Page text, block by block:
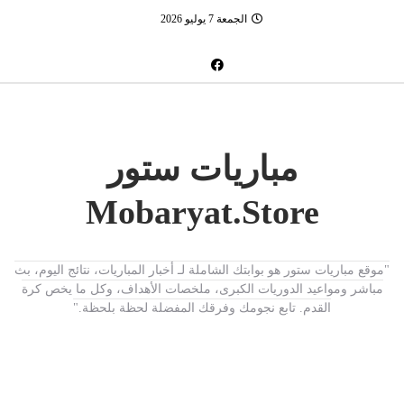
الجمعة 7 يوليو 2026
مباريات ستور
Mobaryat.Store
"موقع مباريات ستور هو بوابتك الشاملة لـ أخبار المباريات، نتائج اليوم، بث
مباشر ومواعيد الدوريات الكبرى، ملخصات الأهداف، وكل ما يخص كرة
القدم. تابع نجومك وفرقك المفضلة لحظة بلحظة."